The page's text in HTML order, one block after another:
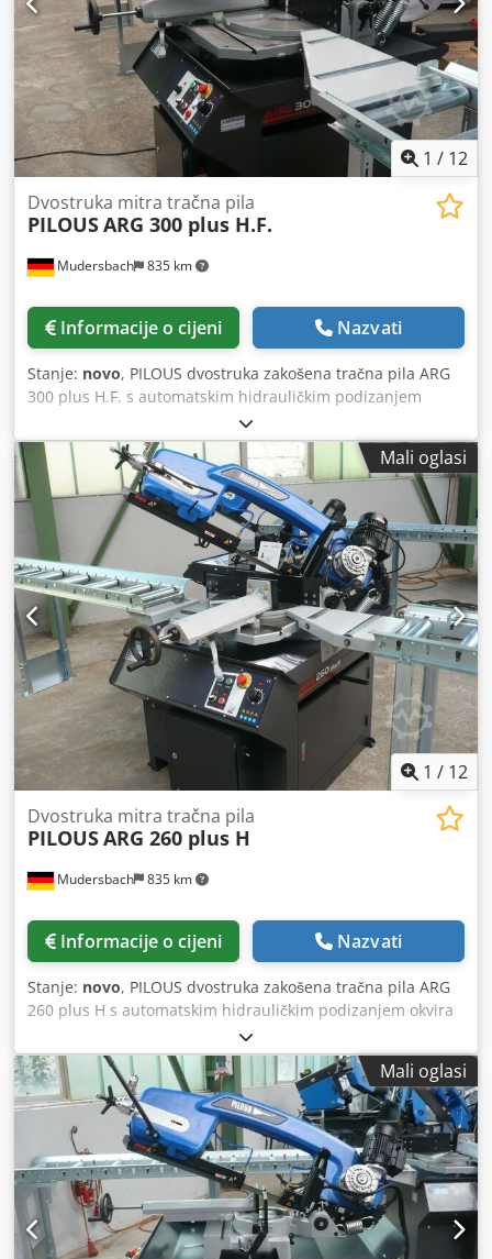
1 / 12
Mudersbach 835 km
Dvostruka mitra tračna pila
PILOUSARG 300 plus H.F.
Informacije o cijeni Nazvati
Stanje: novo, PILOUS dvostruka zakošena tračna pila ARG
300 plus H.F. s automatskim hidrauličkim podizanjem
okvira pile Uključujući posebne dodatke: pogonsku četku
za strugotine, indikator napetosti remena Valjkasti
transporter D 400 / 3m uključujući digitalni mjerni sustav
Valjkasti transporter D 400 / 3m Okrugli: 90°300mm,
-45°220mm,+45°240mm,+60°155mm Kvadratni: 90°290mm,
-45°195mm,+45°225mm,+60°150mm Pravokutnik:
90°375x190mm, -45°240x100mm, +45°240x160mm,
+60°150x150mm Glavni motor: 400V 50Hz 2.2KW Motor
pumpe: 400V 50Hz 0,05KW Motor hidrauličke jedinice: 400
V, 50 Hz, 0,18 kW Brzina lista pile: 15-90 m/min. bez koraka
Crsdeh S Ikkjpfx Apvsf Dužina trake za pilu: 3150 x 27 x 0,9
mm Radna visina od škripca: 910 mm Spremnik rashladne
tekućine: cca 15 l Dimenzije stroja (min.) 950 x 1750 x 1600
mm Dimenzije stroja (maks.) 1700 x 2000 x 2150 mm Težina
stroja: 645 kg
Mali oglasi
1 / 12
Mudersbach 835 km
Dvostruka mitra tračna pila
PILOUSARG 260 plus H
Informacije o cijeni Nazvati
Stanje: novo, PILOUS dvostruka zakošena tračna pila ARG
260 plus H s automatskim hidrauličkim podizanjem okvira
pile Uključuje posebne dodatke: četku za strugotinu,
indikator napetosti trake Valjkasti transporter D 300 / 3m
uključujući ručni mjerni sustav Valjkasti transporter D 300 /
3m područje rezanja: Okrugli:90°-45°+45°+60° u mm:260-
175-200-125 Kvadrat:90°-45°+45°+60° u mm.255-145-185-
120 Pravokutnik:90°-45°+45°+60° u mm.300x200-190x100-
185x200-125x120 Glavni motor 400V, 50Hz, 1.4kW Motor
pumpe 400 V, 50 Hz, 0,05 kW Motor hidrauličke jedinice
400 V, 50 Hz, 0,18 kW Brzina lista pile 35/70 m/min. Dužina
trake za pilu 2880 x 27 x 0,9 mm Radna visina od škripca
Mali oglasi